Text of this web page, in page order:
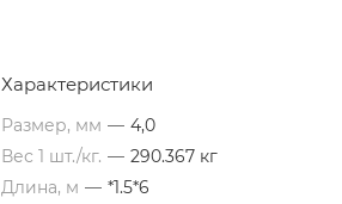
Характеристики
Размер, мм — 4,0
Вес 1 шт./кг. — 290.367 кг
Длина, м — *1.5*6